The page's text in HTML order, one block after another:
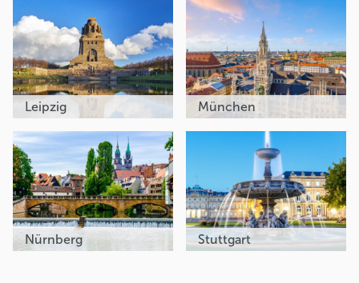
Leipzig München
Nürnberg Stuttgart